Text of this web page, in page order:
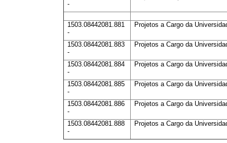
-
1503.08442081.881
-
Projetos a Cargo da
1503.08442081.883
-
Projetos a Cargo da
1503.08442081.884
-
Projetos a Cargo da
1503.08442081.885
-
Projetos a Cargo da
1503.08442081.886
-
Projetos a Cargo da
1503.08442081.888
-
Projetos a Cargo da